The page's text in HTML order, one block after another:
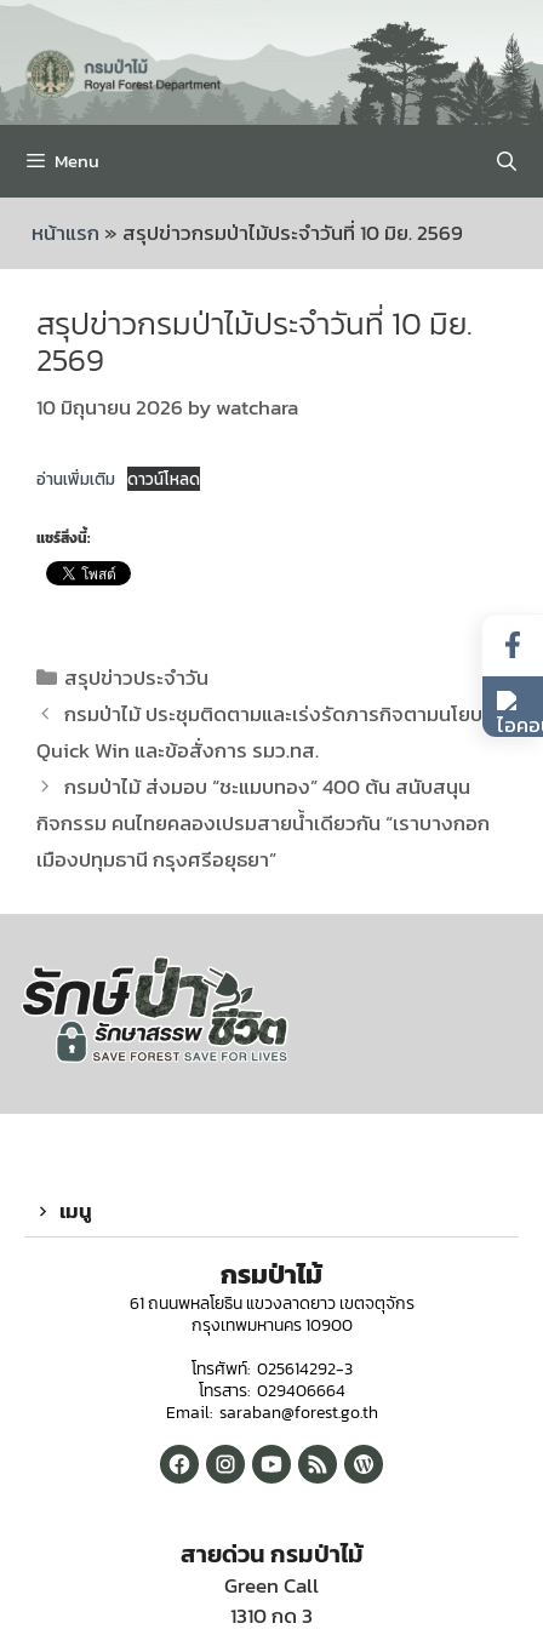
Menu
หน้าแรก » สรุปข่าวกรมป่าไม้ประจำวันที่ 10 มิย. 2569
สรุปข่าวกรมป่าไม้ประจำวันที่ 10 มิย.
2569
10 มิถุนายน 2026 bywatchara
อ่านเพิ่มเติม ดาวน์โหลด
แชร์สิ่งนี้:
สรุปข่าวประจำวัน
กรมป่าไม้ ประชุมติดตามและเร่งรัดภารกิจตามนโยบาย
Quick Win และข้อสั่งการ รมว.ทส.
กรมป่าไม้ ส่งมอบ “ชะแมบทอง” 400 ต้น สนับสนุน
กิจกรรม คนไทยคลองเปรมสายน้ำเดียวกัน “เราบางกอก
เมืองปทุมธานี กรุงศรีอยุธยา”
เมนู
กรมป่าไม้
61 ถนนพหลโยธิน แขวงลาดยาว เขตจตุจักร
กรุงเทพมหานคร 10900
โทรศัพท์: 025614292-3
โทรสาร: 029406664
Email: saraban@forest.go.th
สายด่วน กรมป่าไม้
Green Call
1310 กด 3